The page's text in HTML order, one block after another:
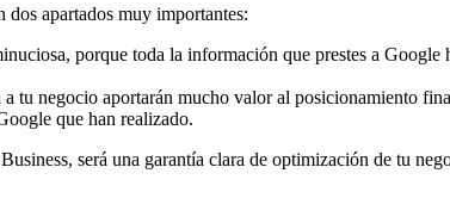
apartados muy importantes:
porque toda la información que prestes a
tu negocio aportarán mucho valor al posicionamiento
que han realizado.
será una garantía clara de optimización de tu